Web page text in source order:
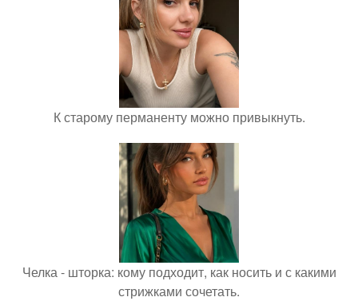
К старому перманенту можно привыкнуть.
Челка - шторка: кому подходит, как носить и с какими
стрижками сочетать.